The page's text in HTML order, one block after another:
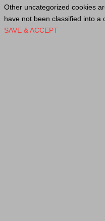
Other uncategorized cookies
have not been classified into a
SAVE & ACCEPT